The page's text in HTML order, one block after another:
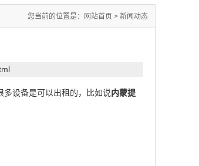
您当前的位置是： 网站首页 > 新闻动态
设备是可以出租的，比如说内蒙提